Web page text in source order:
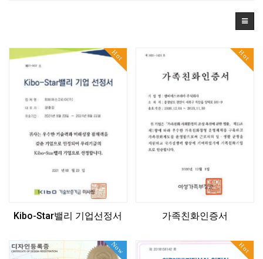
Hot
Kibo-Star밸리 기업선정서
Hot
가족친화인증서
Now Hot